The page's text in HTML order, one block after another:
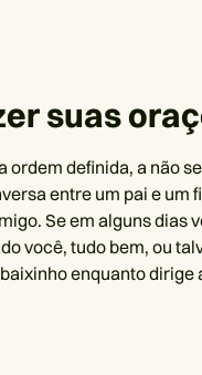
suas
ordem definida, a não
entre um pai e um
Se em alguns dias
você, tudo bem, ou
enquanto dirige